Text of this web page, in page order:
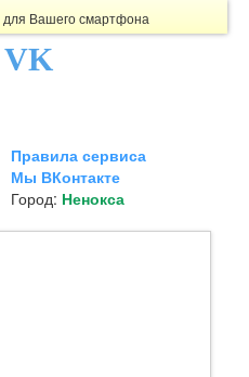
для Вашего смартфона
Правила сервиса
Мы ВКонтакте
Город: Ненокса